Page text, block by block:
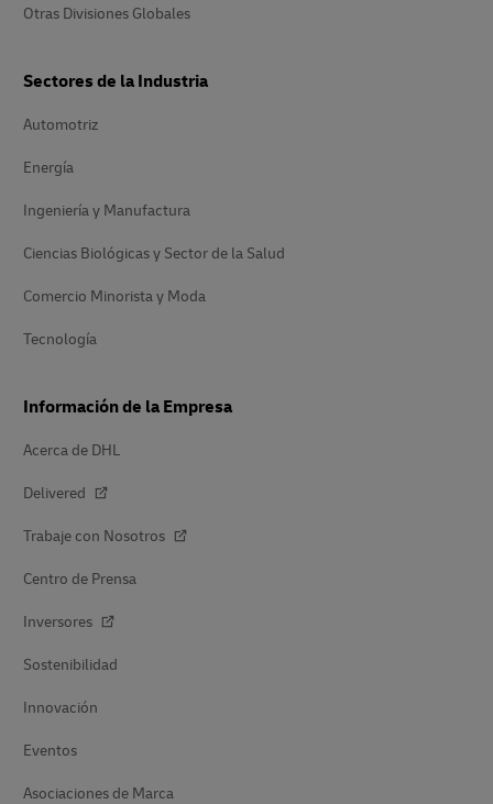
Otras Divisiones Globales
Sectores de la Industria
Automotriz
Energía
Ingeniería y Manufactura
Ciencias Biológicas y Sector de la Salud
Comercio Minorista y Moda
Tecnología
Información de la Empresa
Acerca de DHL
Delivered
Trabaje con Nosotros
Centro de Prensa
Inversores
Sostenibilidad
Innovación
Eventos
Asociaciones de Marca